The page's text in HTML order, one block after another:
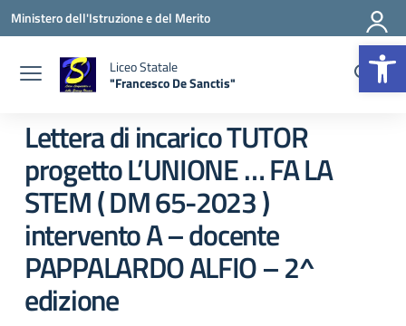
Vai ai contenuti
Vai al menu di navigazione
Vai al footer
Ministero dell'Istruzione e del Merito
Liceo Statale
"Francesco De Sanctis"
Lettera di incarico TUTOR
progetto L’UNIONE … FA LA
STEM ( DM 65-2023 )
intervento A – docente
PAPPALARDO ALFIO – 2^
edizione